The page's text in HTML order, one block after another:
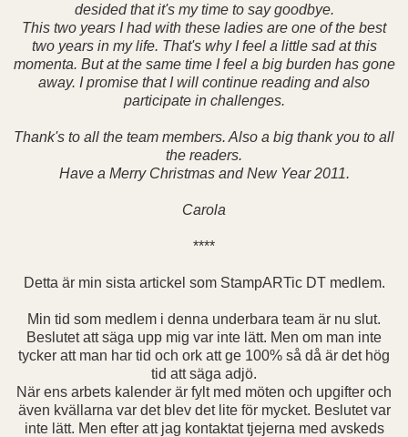
desided that it's my time to say goodbye.
This two years I had with these ladies are one of the best
two years in my life. That's why I feel a little sad at this
momenta. But at the same time I feel a big burden has gone
away. I promise that I will continue reading and also
participate in challenges.
Thank's to all the team members. Also a big thank you to all
the readers.
Have a Merry Christmas and New Year 2011.
Carola
****
Detta är min sista artickel som StampARTic DT medlem.
Min tid som medlem i denna underbara team är nu slut.
Beslutet att säga upp mig var inte lätt. Men om man inte
tycker att man har tid och ork att ge 100% så då är det hög
tid att säga adjö.
När ens arbets kalender är fylt med möten och upgifter och
även kvällarna var det blev det lite för mycket. Beslutet var
inte lätt. Men efter att jag kontaktat tjejerna med avskeds